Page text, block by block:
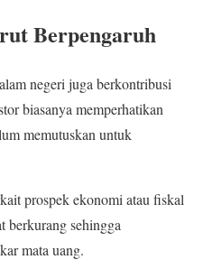
Berpengaruh
negeri juga berkontribusi
biasanya memperhatikan
memutuskan untuk
prospek ekonomi atau fiskal
berkurang sehingga
mata uang.